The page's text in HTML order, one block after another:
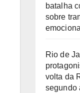
batalha
sobre
emocional
Rio de
volta da
segundo